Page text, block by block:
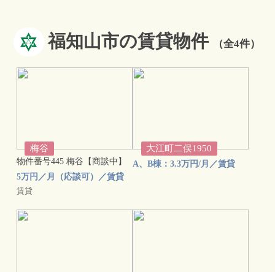
福知山市の賃貸物件 （全4件）
梅谷
物件番号445 梅谷【商談中】
5万円／月（応談可）／賃貸
賃貸
大江町二俣1950
A、B棟：3.3万円/月／賃貸